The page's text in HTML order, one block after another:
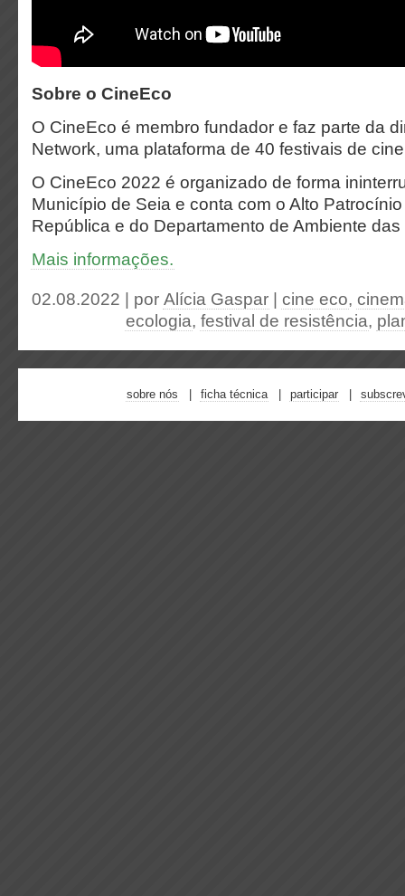
Sobre o CineEco
O CineEco é membro fundador e faz parte da
Network, uma plataforma de 40 festivais de
O CineEco 2022 é organizado de forma
Município de Seia e conta com o Alto
República e do Departamento de Ambiente
Mais informações.
02.08.2022 | por Alícia Gaspar cine eco,
ecologia, festival de resistência,
sobre nós ficha técnica participar